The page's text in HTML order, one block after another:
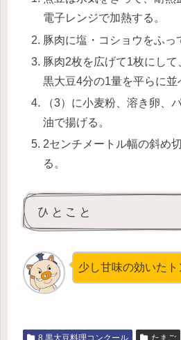
電子レンジで加熱する。
豚肉に塩・コショウをふっ
豚肉2枚を広げて1枚にし
黒大豆4分の1量を平らに並
（3）に小麦粉、溶き卵、
油で揚げる。
2センチメートル幅の斜め
る。
ひとこと
少し甘味の効いた